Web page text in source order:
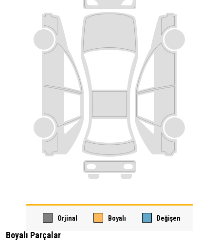
Orjinal Boyalı Değişen
Boyalı Parçalar